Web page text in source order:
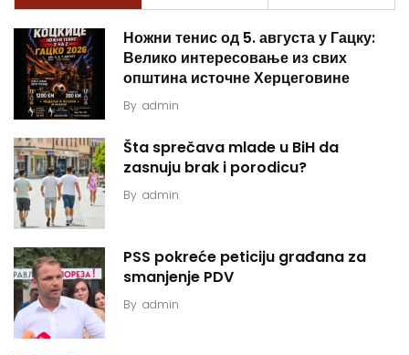
Ножни тенис од 5. августа у Гацку:
Велико интересовање из свих
општина источне Херцеговине
By admin
Šta sprečava mlade u BiH da
zasnuju brak i porodicu?
By admin
PSS pokreće peticiju građana za
smanjenje PDV
By admin